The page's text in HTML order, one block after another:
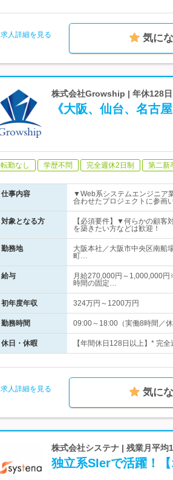
求人詳細を見る 気に
株式会社Growship | 年休128
《大阪、仙台、名古
転勤なし 学歴不問 完全週休2日制 第二新
仕事内容
▼Web系システムエンジニア
合わせたプロジェクトに参画
対象となる方
【必須要件】▼何らかの顧客
を築きたい方などは歓迎！
勤務地
大阪本社／大阪市中央区南船
町…
給与
月給270,000円～1,000,000
時間の固定…
初年度年収 324万円～1200万円
勤務時間 09:00～18:00（実働8時間／
休日・休暇 【年間休日128日以上】* 完
求人詳細を見る 気に
株式会社システナ | 残業月平
独立系SIerで活躍！【